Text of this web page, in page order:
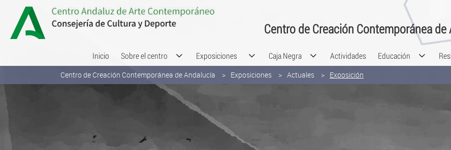
Saltar al contenido
Centro de Creación Contemporánea
Inicio Sobre el centro Exposiciones Caja Negra Actividades Educación
Centro de Creación Contemporánea de Andalucía Exposiciones Actuales Exposición